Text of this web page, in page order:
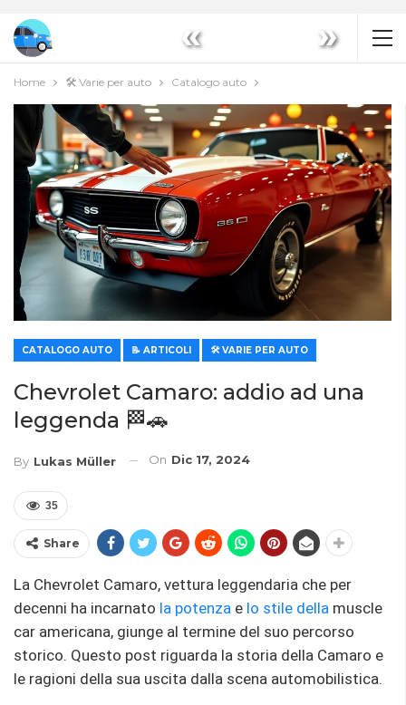
« »
Home 🛠️ Varie per auto Catalogo auto
CATALOGO AUTO 📝 ARTICOLI 🛠️ VARIE PER AUTO
Chevrolet Camaro: addio ad una
leggenda 🏁🚗
By Lukas Müller On Dic 17, 2024
35
Share
La Chevrolet Camaro, vettura leggendaria che per
decenni ha incarnato la potenza e lo stile della muscle
car americana, giunge al termine del suo percorso
storico. Questo post riguarda la storia della Camaro e
le ragioni della sua uscita dalla scena automobilistica.